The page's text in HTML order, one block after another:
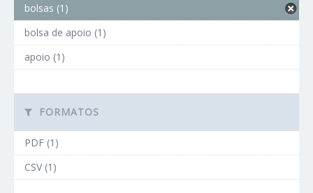
bolsas (1)
bolsa de apoio (1)
apoio (1)
FORMATOS
PDF (1)
CSV (1)